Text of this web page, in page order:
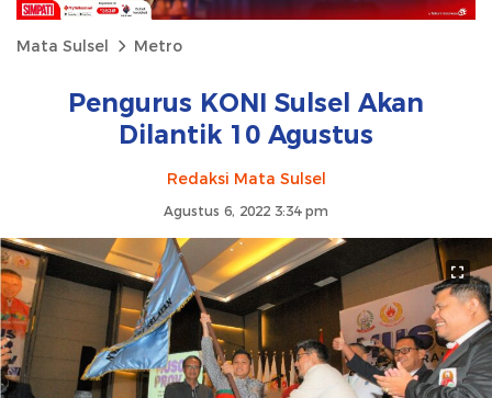
Mata Sulsel Metro
Pengurus KONI Sulsel Akan
Dilantik 10 Agustus
Redaksi Mata Sulsel
Agustus 6, 2022 3:34 pm